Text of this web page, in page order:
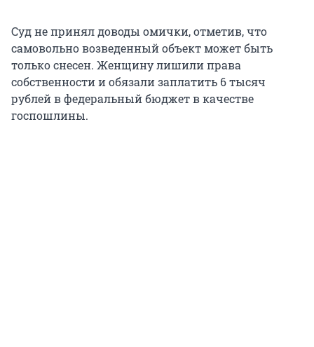
Суд не принял доводы омички, отметив, что
самовольно возведенный объект может быть
только снесен. Женщину лишили права
собственности и обязали заплатить 6 тысяч
рублей в федеральный бюджет в качестве
госпошлины.